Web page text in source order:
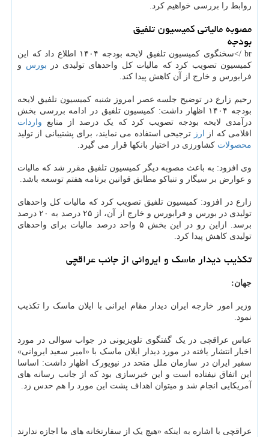
روابط را بررسی خواهیم کرد.
مصوبه مالیاتی کمیسیون تلفیق
بودجه
br />سخنگوی کمیسیون تلفیق لایحه بودجه ۱۴۰۴ اطلاع داد که این
کمیسیون تصویب کرد که مالیات کل واحدهای تولیدی در بورس و
فرابورس و خارج از آن کاهش پیدا کند.
رحیم زارع در توضیح جلسه عصر امروز شنبه کمیسیون تلفیق لایحه
بودجه ۱۴۰۴ اظهار داشت: کمیسیون تلفیق در ادامه بررسی بخش
درآمدی لایحه بودجه تصویب کرد که یک درصد از منابع واردات
اقلامی که از
ارز ترجیحی استفاده می نمایند، برای پشتیبانی از تولید
محصولات کشاورزی در اختیار بانکها قرار می گیرد.
وی افزود: به باعث مصوبه دیگر کمیسیون تلفیق مقرر شد که مالیات
و عوارض بر سیگار و تنباکو مطابق قوانین برنامه هفتم توسعه باشد.
زارع در افزود: کمیسیون تلفیق تصویب کرد که مالیات کل واحدهای
تولیدی در بورس و فرابورس و خارج از آن، از ۲۵ درصد به ۲۰ درصد
برسد. ازاین رو در این بخش ۵ واحد درصد مالیات برای واحدهای
تولیدی کاهش پیدا کرد.
تکذیب دیدار ماسک و ایروانی از جانب عراقچی
جهان:
وزیر امور خارجه ایران دیدار مقام ایرانی با ایلان ماسک را تکذیب
نمود.
عباس عراقچی در یک گفتگوی تلویزیونی در جواب سوالی در مورد
اخبار انتشار یافته در مورد دیدار ایلان ماسک با «امیر سعید ایروانی»
سفیر ایران در سازمان ملل متحد در نیویورک اظهار داشت: اساسا
این اتفاق نیفتاده است و این خبرسازی بود که از جانب رسانه های
آمریکایی انجام شد و میتوان اهداف پشت این مورد را هم حدس زد.
عراقچی با اشاره به اینکه «هیچ یک از سفارتخانه های ما اجازه ندارند